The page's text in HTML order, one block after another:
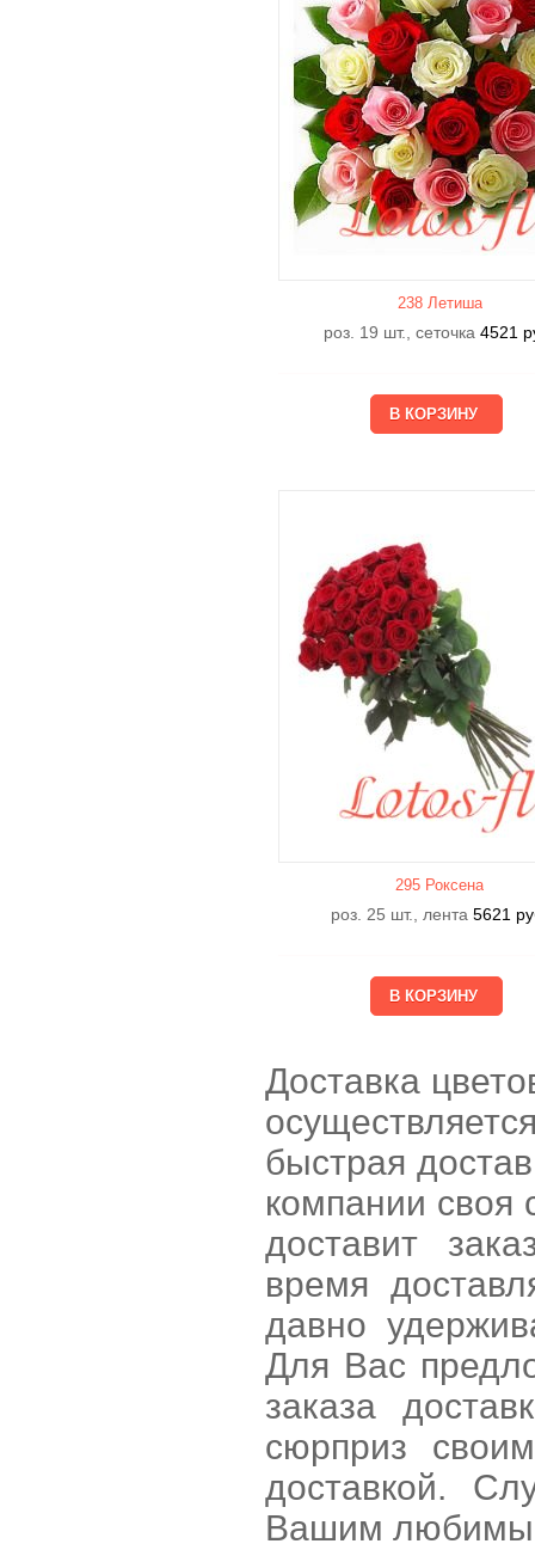
238 Летишa
роз. 19 шт., сеточка4521
295 Роксена
роз. 25 шт., лента5621
Доставка
быстрая
компании своя
доставит
время
давно
Для Вас
заказа
сюрприз
доставкой.
Вашим